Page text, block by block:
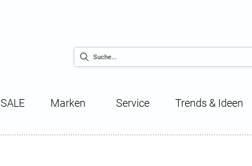
SALE Marken Service Trends & Ideen